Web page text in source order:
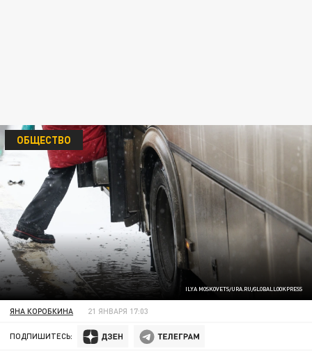
ILYA MOSKOVETS/URA.RU/GLOBALLOOKPRESS
ОБЩЕСТВО
ЯНА КОРОБКИНА 21 ЯНВАРЯ 17:03
ПОДПИШИТЕСЬ: